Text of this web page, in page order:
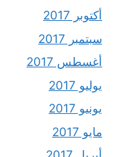
أكتوبر 2017
سبتمبر 2017
أغسطس 2017
يوليو 2017
يونيو 2017
مايو 2017